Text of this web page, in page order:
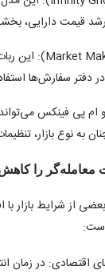
رشد قیمت دارایی،
Market
): این
سفارش‌ها
او ام پی فینکس
به نوع بازار،
معامله‌گر را
از شرایط
اقتصادی: در زمان